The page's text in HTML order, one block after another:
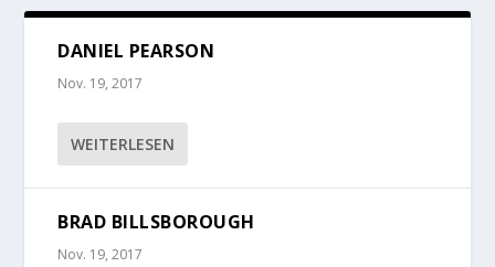
DANIEL PEARSON
Nov. 19, 2017
WEITERLESEN
BRAD BILLSBOROUGH
Nov. 19, 2017